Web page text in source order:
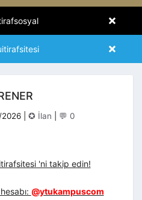
×
×
2026 Kategoriler
✪ İlan 💬 0
'ni takip edin!
@ytukampuscom